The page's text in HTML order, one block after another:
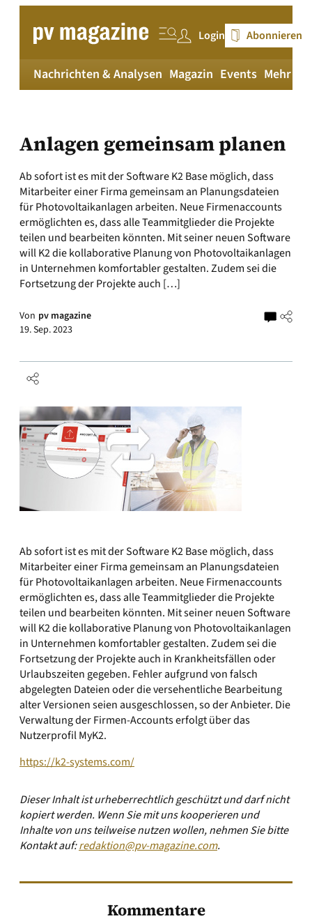
springen
Login Abonnieren
Nachrichten & Analysen Magazin Events Mehr
Anlagen gemeinsam planen
Ab sofort ist es mit der Software K2 Base möglich, dass
Mitarbeiter einer Firma gemeinsam an Planungsdateien
für Photovoltaikanlagen arbeiten. Neue Firmen­accounts
ermöglichten es, dass alle Teammitglieder die Projekte
teilen und bearbeiten könnten. Mit seiner neuen Software
will K2 die kollaborative Planung von Photovoltaikanlagen
in Unternehmen komfortabler gestalten. Zudem sei die
Fortsetzung der Projekte auch […]
Von pv magazine
19. Sep. 2023
Ab sofort ist es mit der Software K2 Base möglich, dass
Mitarbeiter einer Firma gemeinsam an Planungsdateien
für Photovoltaikanlagen arbeiten. Neue Firmen­accounts
ermöglichten es, dass alle Teammitglieder die Projekte
teilen und bearbeiten könnten. Mit seiner neuen Software
will K2 die kollaborative Planung von Photovoltaikanlagen
in Unternehmen komfortabler gestalten. Zudem sei die
Fortsetzung der Projekte auch in Krankheitsfällen oder
Urlaubszeiten gegeben. Fehler aufgrund von falsch
abgelegten Dateien oder die versehentliche Bearbeitung
alter Versionen seien ausgeschlossen, so der Anbieter. Die
Verwaltung der Firmen-Accounts erfolgt über das
Nutzerprofil MyK2.
https://k2-systems.com/
Dieser Inhalt ist urheberrechtlich geschützt und darf nicht
kopiert werden. Wenn Sie mit uns kooperieren und
Inhalte von uns teilweise nutzen wollen, nehmen Sie bitte
Kontakt auf:redaktion@pv-magazine.com.
Kommentare